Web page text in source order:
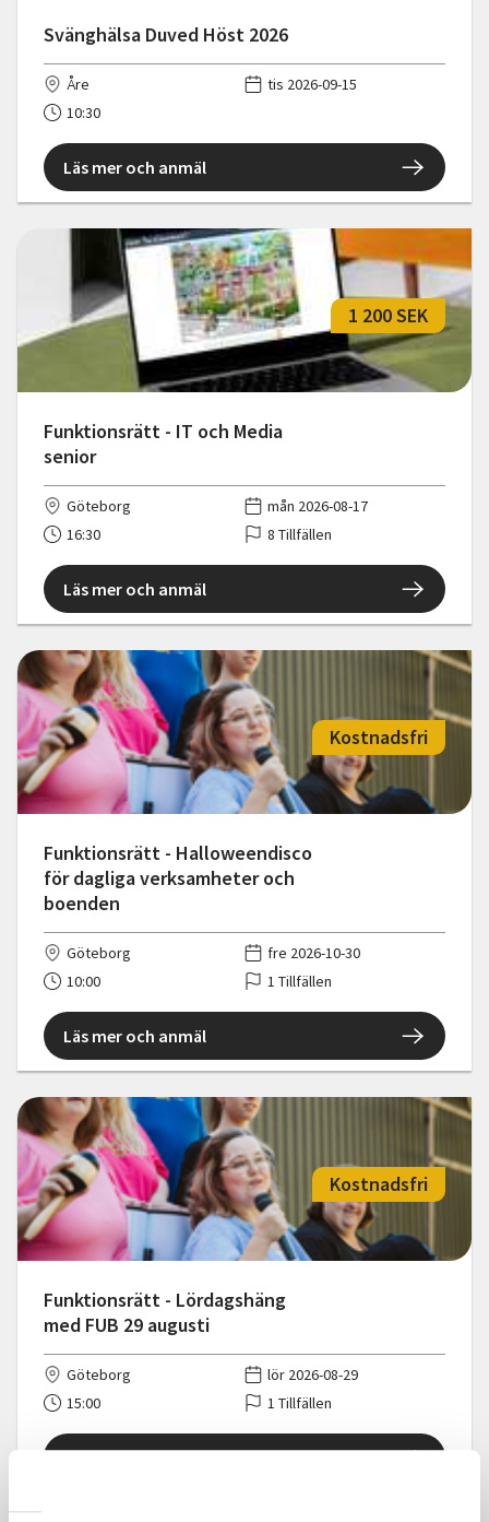
Svänghälsa Duved Höst 2026
Åre
tis 2026-09-15
10:30
Läs mer och anmäl
Funktionsrätt - IT och Media
senior
1 200 SEK
Göteborg
mån 2026-08-17
16:30
8 Tillfällen
Läs mer och anmäl
Funktionsrätt - Halloweendisco
för dagliga verksamheter och
boenden
Kostnadsfri
Göteborg
fre 2026-10-30
10:00
1 Tillfällen
Läs mer och anmäl
Funktionsrätt - Lördagshäng
med FUB 29 augusti
Kostnadsfri
Göteborg
lör 2026-08-29
15:00
1 Tillfällen
Läs mer och anmäl